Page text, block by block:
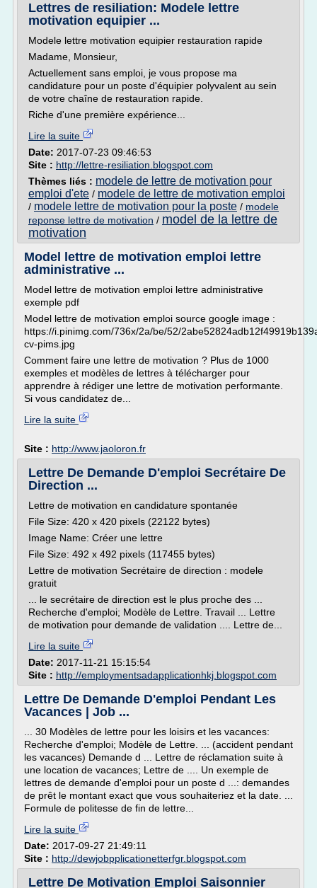
Lettres de resiliation: Modele lettre
motivation equipier ...
Modele lettre motivation equipier restauration rapide
Madame, Monsieur,
Actuellement sans emploi, je vous propose ma
candidature pour un poste d'équipier polyvalent au sein
de votre chaîne de restauration rapide.
Riche d'une première expérience...
Lire la suite
Date: 2017-07-23 09:46:53
Site : http://lettre-resiliation.blogspot.com
Thèmes liés : modele de lettre de motivation pour
emploi d'ete / modele de lettre de motivation emploi
/ modele lettre de motivation pour la poste / modele
reponse lettre de motivation / model de la lettre de
motivation
Model lettre de motivation emploi lettre
administrative ...
Model lettre de motivation emploi lettre administrative
exemple pdf
Model lettre de motivation emploi source google image :
https://i.pinimg.com/736x/2a/be/52/
cv-pims.jpg
Comment faire une lettre de motivation ? Plus de 1000
exemples et modèles de lettres à télécharger pour
apprendre à rédiger une lettre de motivation performante.
Si vous candidatez de...
Lire la suite
Site : http://www.jaoloron.fr
Lettre De Demande D'emploi Secrétaire De
Direction ...
Lettre de motivation en candidature spontanée
File Size: 420 x 420 pixels (22122 bytes)
Image Name: Créer une lettre
File Size: 492 x 492 pixels (117455 bytes)
Lettre de motivation Secrétaire de direction : modele
gratuit
... le secrétaire de direction est le plus proche des ...
Recherche d'emploi; Modèle de Lettre. Travail ... Lettre
de motivation pour demande de validation .... Lettre de...
Lire la suite
Date: 2017-11-21 15:15:54
Site : http://employmentsadapplicationhkj.blogspot.com
Lettre De Demande D'emploi Pendant Les
Vacances | Job ...
... 30 Modèles de lettre pour les loisirs et les vacances:
Recherche d'emploi; Modèle de Lettre. ... (accident pendant
les vacances) Demande d ... Lettre de réclamation suite à
une location de vacances; Lettre de .... Un exemple de
lettres de demande d'emploi pour un poste d ...: demandes
de prêt le montant exact que vous souhaiteriez et la date. ...
Formule de politesse de fin de lettre...
Lire la suite
Date: 2017-09-27 21:49:11
Site : http://dewjobpplicationetterfgr.blogspot.com
Lettre De Motivation Emploi Saisonnier